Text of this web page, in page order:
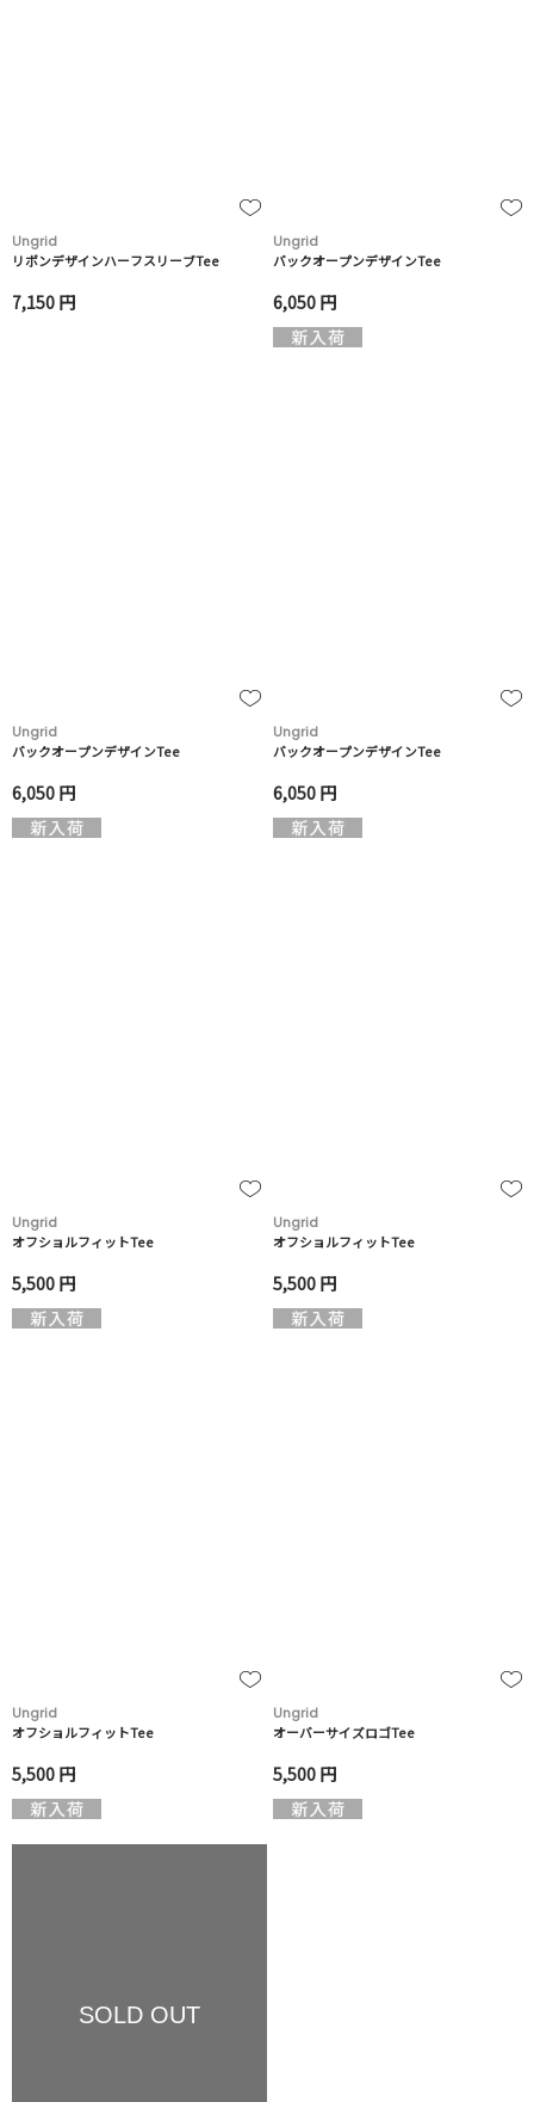
Ungrid
リボンデザインハーフスリーブTee
7,150 円
Ungrid
バックオープンデザインTee
6,050 円
Ungrid
バックオープンデザインTee
6,050 円
Ungrid
バックオープンデザインTee
6,050 円
Ungrid
オフショルフィットTee
5,500 円
Ungrid
オフショルフィットTee
5,500 円
Ungrid
オフショルフィットTee
5,500 円
Ungrid
オーバーサイズロゴTee
5,500 円
SOLD OUT